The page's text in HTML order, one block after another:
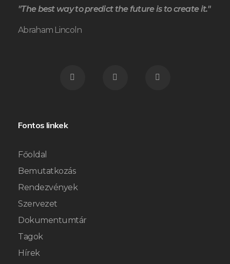
"The best way to predict the future is to create it."
Abraham Lincoln
Fontos linkek
Főoldal
Bemutatkozás
Rendezvények
Szervezet
Dokumentumtár
Tagok
Hírek